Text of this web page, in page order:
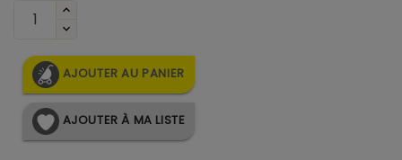
AJOUTER AU PANIER
AJOUTER À MA LISTE